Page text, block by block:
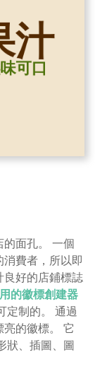
面孔。 一個
費者，所以即
好的店鋪標誌
的徽標創建器
定制的。 通過
的徽標。 它
狀、插圖、圖